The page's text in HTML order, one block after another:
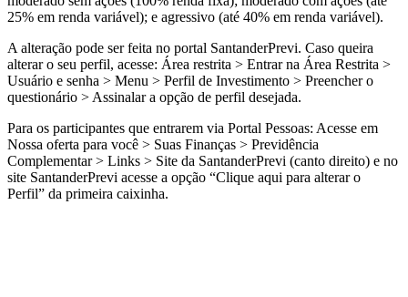
25% em renda variável); e agressivo (até 40% em renda variável).
A alteração pode ser feita no portal SantanderPrevi. Caso queira
alterar o seu perfil, acesse: Área restrita > Entrar na Área Restrita >
Usuário e senha > Menu > Perfil de Investimento > Preencher o
questionário > Assinalar a opção de perfil desejada.
Para os participantes que entrarem via Portal Pessoas: Acesse em
Nossa oferta para você > Suas Finanças > Previdência
Complementar > Links > Site da SantanderPrevi (canto direito) e no
site SantanderPrevi acesse a opção “Clique aqui para alterar o
Perfil” da primeira caixinha.